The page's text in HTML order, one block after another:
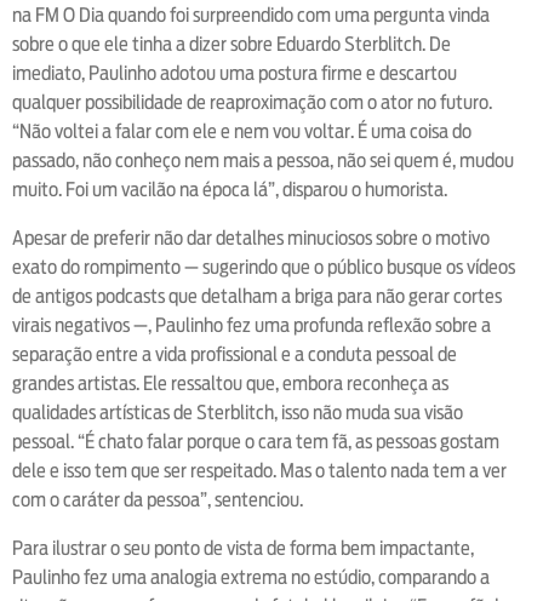
na FM O Dia quando foi surpreendido com uma pergunta vinda
sobre o que ele tinha a dizer sobre Eduardo Sterblitch. De
imediato, Paulinho adotou uma postura firme e descartou
qualquer possibilidade de reaproximação com o ator no futuro.
“Não voltei a falar com ele e nem vou voltar. É uma coisa do
passado, não conheço nem mais a pessoa, não sei quem é, mudou
muito. Foi um vacilão na época lá”, disparou o humorista.
Apesar de preferir não dar detalhes minuciosos sobre o motivo
exato do rompimento — sugerindo que o público busque os vídeos
de antigos podcasts que detalham a briga para não gerar cortes
virais negativos —, Paulinho fez uma profunda reflexão sobre a
separação entre a vida profissional e a conduta pessoal de
grandes artistas. Ele ressaltou que, embora reconheça as
qualidades artísticas de Sterblitch, isso não muda sua visão
pessoal. “É chato falar porque o cara tem fã, as pessoas gostam
dele e isso tem que ser respeitado. Mas o talento nada tem a ver
com o caráter da pessoa”, sentenciou.
Para ilustrar o seu ponto de vista de forma bem impactante,
Paulinho fez uma analogia extrema no estúdio, comparando a